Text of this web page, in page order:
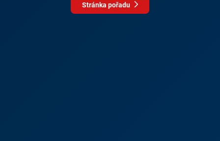
Stránka pořadu